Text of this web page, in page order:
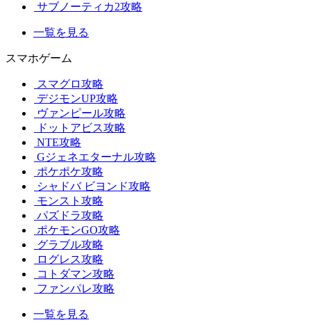
サブノーティカ2攻略
一覧を見る
スマホゲーム
スマグロ攻略
デジモンUP攻略
ヴァンピール攻略
ドットアビス攻略
NTE攻略
Gジェネエターナル攻略
ポケポケ攻略
シャドバ ビヨンド攻略
モンスト攻略
パズドラ攻略
ポケモンGO攻略
グラブル攻略
ログレス攻略
コトダマン攻略
ファンパレ攻略
一覧を見る